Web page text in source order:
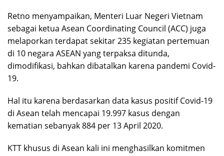
Retno menyampaikan, Menteri Luar Negeri Vietnam
sebagai ketua Asean Coordinating Council (ACC) juga
melaporkan terdapat sekitar 235 kegiatan pertemuan
di 10 negara ASEAN yang terpaksa ditunda,
dimodifikasi, bahkan dibatalkan karena pandemi Covid-
19.
Hal itu karena berdasarkan data kasus positif Covid-19
di Asean telah mencapai 19.997 kasus dengan
kematian sebanyak 884 per 13 April 2020.
KTT khusus di Asean kali ini menghasilkan komitmen